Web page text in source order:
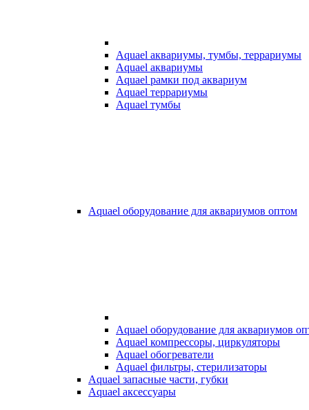
Aquael аквариумы, тумбы, террариумы
Aquael аквариумы
Aquael рамки под аквариум
Aquael террариумы
Aquael тумбы
Aquael оборудование для аквариумов оптом
Aquael оборудование для аквариумов
Aquael компрессоры, циркуляторы
Aquael обогреватели
Aquael фильтры, стерилизаторы
Aquael запасные части, губки
Aquael аксессуары